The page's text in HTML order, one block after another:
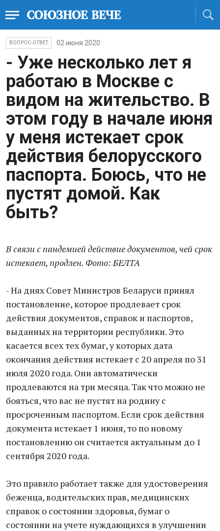
ВОПРОС-ОТВЕТ 02 июня 2020
- Уже несколько лет я
работаю в Москве с
видом на жительство. В
этом году в начале июня
у меня истекает срок
действия белорусского
паспорта. Боюсь, что не
пустят домой. Как
быть?
В связи с пандемией действие документов, чей срок
истекает, продлен. Фото: БЕЛТА
- На днях Совет Министров Беларуси принял
постановление, которое продлевает срок
действия документов, справок и паспортов,
выданных на территории республики. Это
касается всех тех бумаг, у которых дата
окончания действия истекает с 20 апреля по 31
июля 2020 года. Они автоматически
продлеваются на три месяца. Так что можно не
бояться, что вас не пустят на родину с
просроченным паспортом. Если срок действия
документа истекает 1 июня, то по новому
постановлению он считается актуальным до 1
сентября 2020 года.
Это правило работает также для удостоверения
беженца, водительских прав, медицинских
справок о состоянии здоровья, бумаг о
состоянии на учете нуждающихся в улучшении